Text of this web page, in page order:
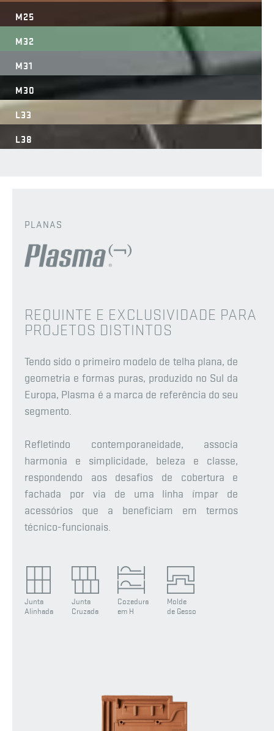
M25
M32
M31
M30
L33
L38
PLANAS
REQUINTE E EXCLUSIVIDADE PARA
PROJETOS DISTINTOS
Tendo sido o primeiro modelo de telha plana, de
geometria e formas puras, produzido no Sul da
Europa, Plasma é a marca de referência do seu
segmento.
Refletindo contemporaneidade, associa
harmonia e simplicidade, beleza e classe,
respondendo aos desafios de cobertura e
fachada por via de uma linha ímpar de
acessórios que a beneficiam em termos
técnico-funcionais.
Junta
Alinhada
Junta
Cruzada
Cozedura
em H
Molde
de Gesso